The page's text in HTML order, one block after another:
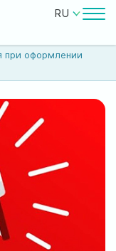
RU
при оформлении